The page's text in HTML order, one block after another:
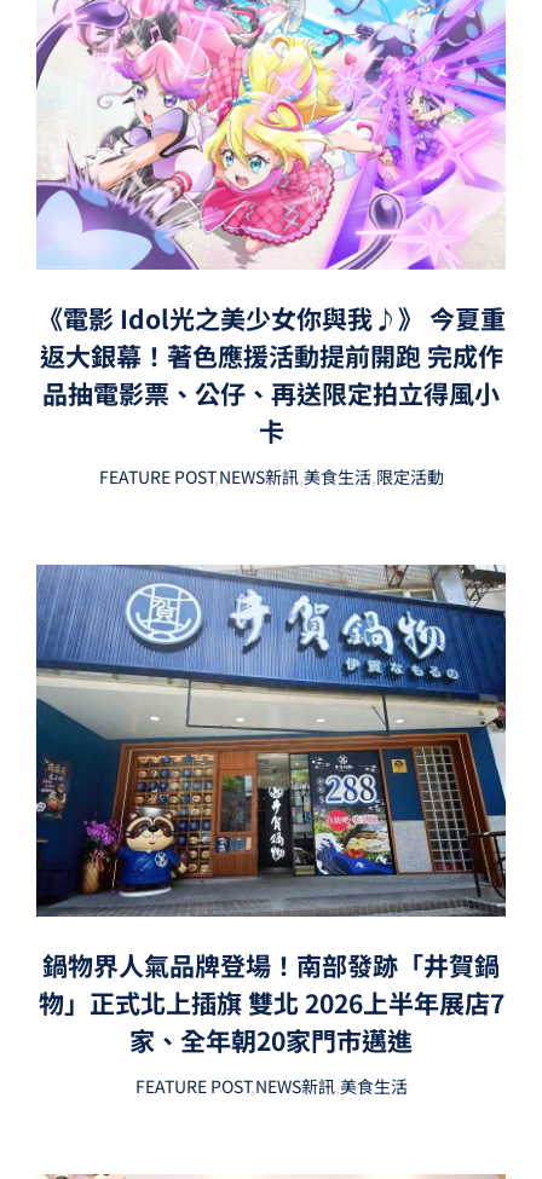
《電影 Idol光之美少女你與我♪》 今夏重
返大銀幕！著色應援活動提前開跑 完成作
品抽電影票、公仔、再送限定拍立得風小
卡
FEATURE POST,NEWS新訊,美食生活,限定活動
鍋物界人氣品牌登場！南部發跡「井賀鍋
物」正式北上插旗 雙北 2026上半年展店7
家、全年朝20家門市邁進
FEATURE POST,NEWS新訊,美食生活